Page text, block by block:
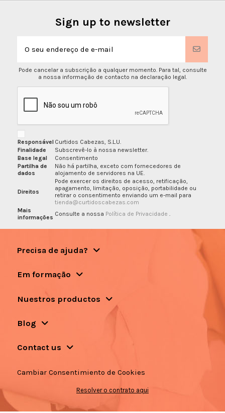
Sign up to newsletter
Pode cancelar a subscrição a qualquer momento. Para tal, consulte
a nossa informação de contacto na declaração legal.
Responsável Curtidos Cabezas, S.L.U.
Finalidade
Subscrevê-lo à nossa newsletter.
Base legal
Consentimento
Partilha de
dados
Não há partilha, exceto com fornecedores de
alojamento de servidores na UE.
Direitos
Pode exercer os direitos de acesso, retificação,
apagamento, limitação, oposição, portabilidade ou
retirar o consentimento enviando um e-mail para
tienda@curtidoscabezas.com
Mais
informações Consulte a nossa Política de Privacidade
Precisa de ajuda?
Em formação
Nuestros productos
Blog
Contact us
Cambiar Consentimiento de Cookies
Resolver o contrato aqui